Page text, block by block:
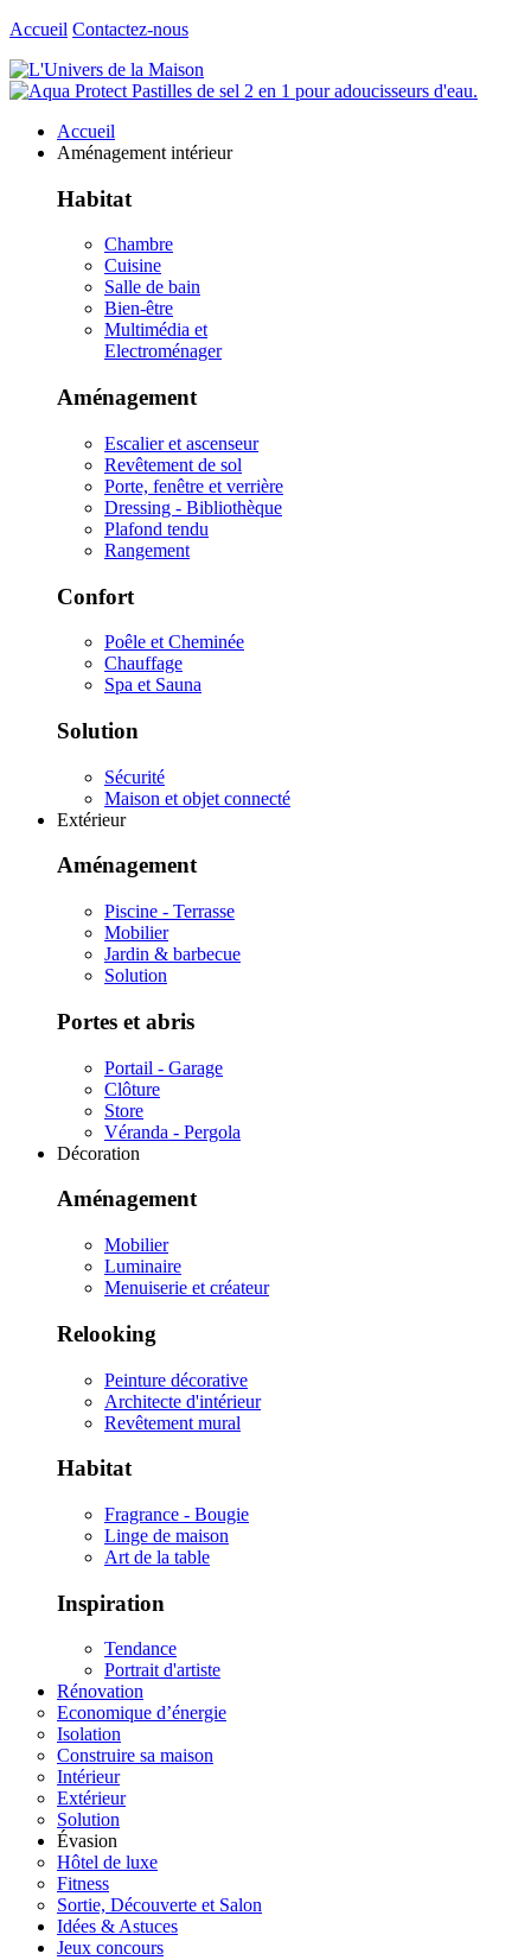
Accueil Contactez-nous
Accueil
Aménagement intérieur
Habitat
Chambre
Cuisine
Salle de bain
Bien-être
Multimédia et
Electroménager
Aménagement
Escalier et ascenseur
Revêtement de sol
Porte, fenêtre et verrière
Dressing - Bibliothèque
Plafond tendu
Rangement
Confort
Poêle et Cheminée
Chauffage
Spa et Sauna
Solution
Sécurité
Maison et objet connecté
Extérieur
Aménagement
Piscine - Terrasse
Mobilier
Jardin & barbecue
Solution
Portes et abris
Portail - Garage
Clôture
Store
Véranda - Pergola
Décoration
Aménagement
Mobilier
Luminaire
Menuiserie et créateur
Relooking
Peinture décorative
Architecte d'intérieur
Revêtement mural
Habitat
Fragrance - Bougie
Linge de maison
Art de la table
Inspiration
Tendance
Portrait d'artiste
Rénovation
Economique d’énergie
Isolation
Construire sa maison
Intérieur
Extérieur
Solution
Évasion
Hôtel de luxe
Fitness
Sortie, Découverte et Salon
Idées & Astuces
Jeux concours